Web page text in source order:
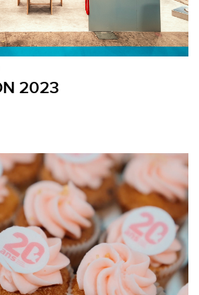
2023